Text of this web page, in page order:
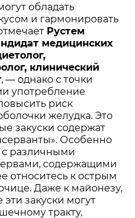
обладать
и гармонировать
Рустем
медицинских
клинический
, — однако с точки
употребление
риск
желудка. Это
закуски содержат
Особенно
различными
содержащими
относитесь к острым
Даже к майонезу,
эти закуски могут
тракту,